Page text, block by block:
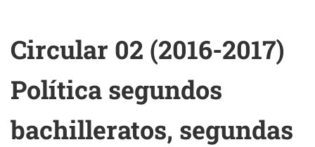
Circular 02 (2016-2017)
Política segundos
bachilleratos, segundas